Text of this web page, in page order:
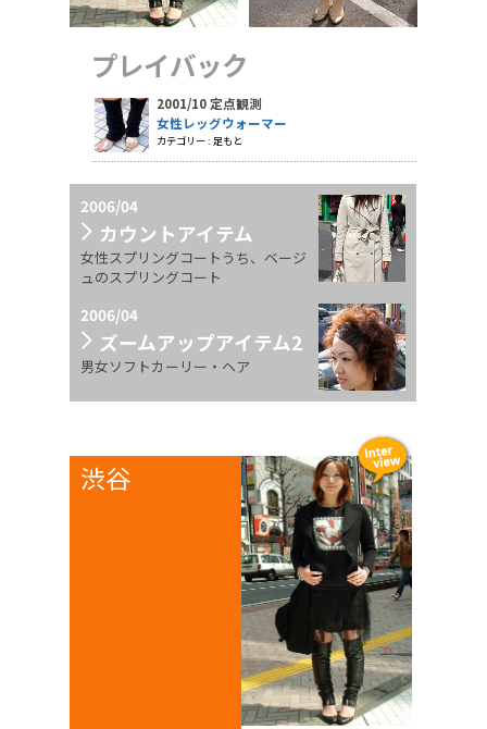
プレイバック
2001/10 定点観測
女性レッグウォーマー
カテゴリー : 足もと
2006/04
カウントアイテム
女性スプリングコートうち、ベージ
ュのスプリングコート
2006/04
ズームアップアイテム2
男女ソフトカーリー・ヘア
渋谷